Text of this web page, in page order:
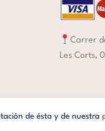
Carrer
Les Corts,
de ésta y de nuestra